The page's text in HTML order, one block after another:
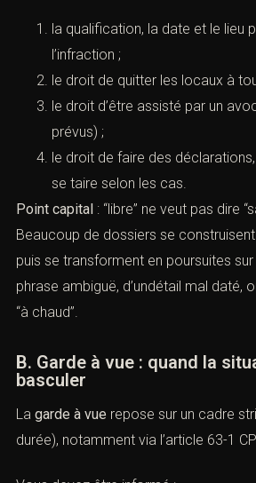
la qualification, la date et le lieu
l’infraction ;
le droit de quitter les locaux à
le droit d’être assisté par un
prévus) ;
le droit de faire des
se taire selon les cas.
Point capital : “libre” ne veut pas dire
Beaucoup de dossiers se
puis se transforment en poursuites sur
phrase ambiguë, d’undétail mal daté,
“à chaud”.
B. Garde à vue : quand la
basculer
La garde à vue repose sur un cadre
durée), notamment via l’article 63-1